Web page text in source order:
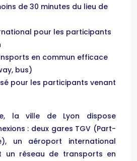
de 30 minutes du lieu de
pour les participants
en commun efficace
bus)
pour les participants venant
la ville de Lyon dispose
: deux gares TGV (Part-
un aéroport international
un réseau de transports en